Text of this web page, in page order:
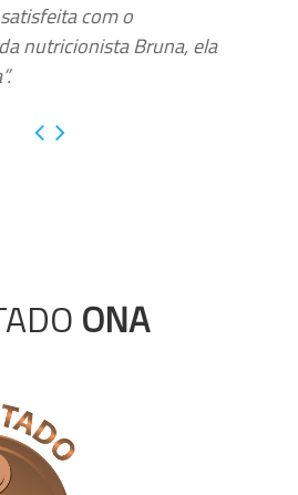
com o
nutricionista Bruna, ela
ONA